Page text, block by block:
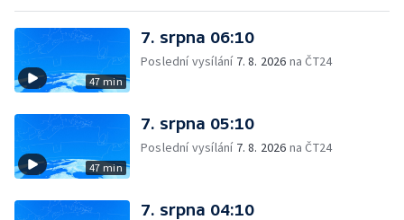
47 min
7. srpna 06:10
Poslední vysílání 7. 8. 2026 na ČT24
47 min
7. srpna 05:10
Poslední vysílání 7. 8. 2026 na ČT24
7. srpna 04:10